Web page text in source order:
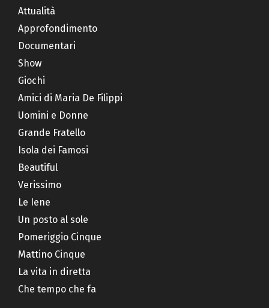
Attualità
Approfondimento
Documentari
Show
Giochi
Amici di Maria De Filippi
Uomini e Donne
Grande Fratello
Isola dei Famosi
Beautiful
Verissimo
Le Iene
Un posto al sole
Pomeriggio Cinque
Mattino Cinque
La vita in diretta
Che tempo che fa